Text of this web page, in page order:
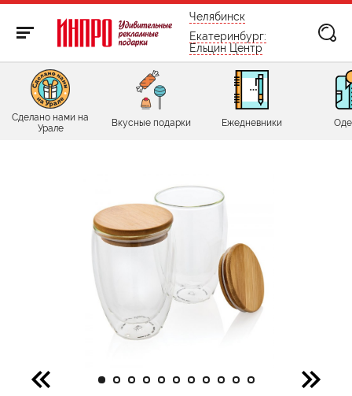
бесплатно по России
Челябинск
Екатеринбург:
Ельцин Центр
Сделано нами на
Урале
Вкусные подарки Ежедневники